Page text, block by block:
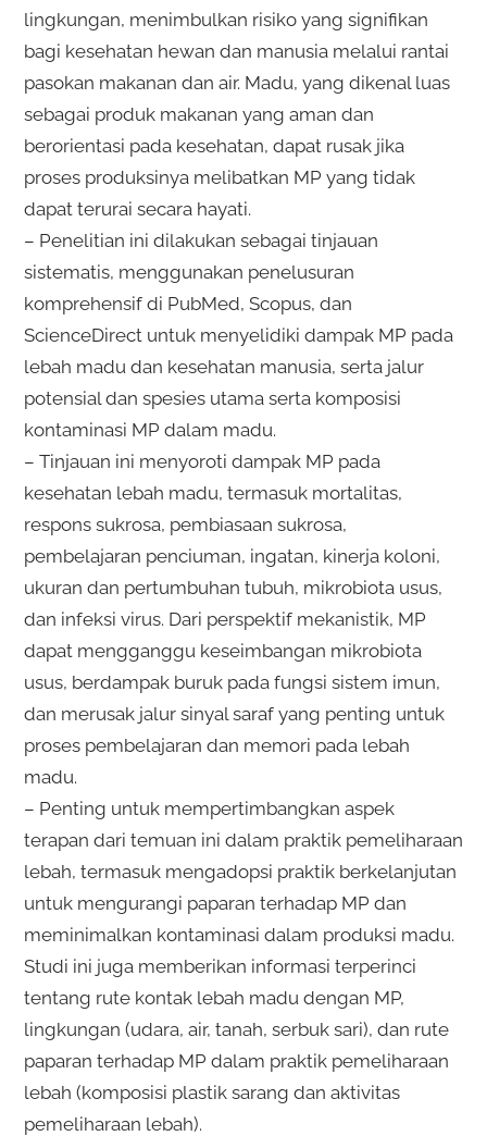
lingkungan, menimbulkan risiko yang signifikan
bagi kesehatan hewan dan manusia melalui rantai
pasokan makanan dan air. Madu, yang dikenal luas
sebagai produk makanan yang aman dan
berorientasi pada kesehatan, dapat rusak jika
proses produksinya melibatkan MP yang tidak
dapat terurai secara hayati.
– Penelitian ini dilakukan sebagai tinjauan
sistematis, menggunakan penelusuran
komprehensif di PubMed, Scopus, dan
ScienceDirect untuk menyelidiki dampak MP pada
lebah madu dan kesehatan manusia, serta jalur
potensial dan spesies utama serta komposisi
kontaminasi MP dalam madu.
– Tinjauan ini menyoroti dampak MP pada
kesehatan lebah madu, termasuk mortalitas,
respons sukrosa, pembiasaan sukrosa,
pembelajaran penciuman, ingatan, kinerja koloni,
ukuran dan pertumbuhan tubuh, mikrobiota usus,
dan infeksi virus. Dari perspektif mekanistik, MP
dapat mengganggu keseimbangan mikrobiota
usus, berdampak buruk pada fungsi sistem imun,
dan merusak jalur sinyal saraf yang penting untuk
proses pembelajaran dan memori pada lebah
madu.
– Penting untuk mempertimbangkan aspek
terapan dari temuan ini dalam praktik pemeliharaan
lebah, termasuk mengadopsi praktik berkelanjutan
untuk mengurangi paparan terhadap MP dan
meminimalkan kontaminasi dalam produksi madu.
Studi ini juga memberikan informasi terperinci
tentang rute kontak lebah madu dengan MP,
lingkungan (udara, air, tanah, serbuk sari), dan rute
paparan terhadap MP dalam praktik pemeliharaan
lebah (komposisi plastik sarang dan aktivitas
pemeliharaan lebah).